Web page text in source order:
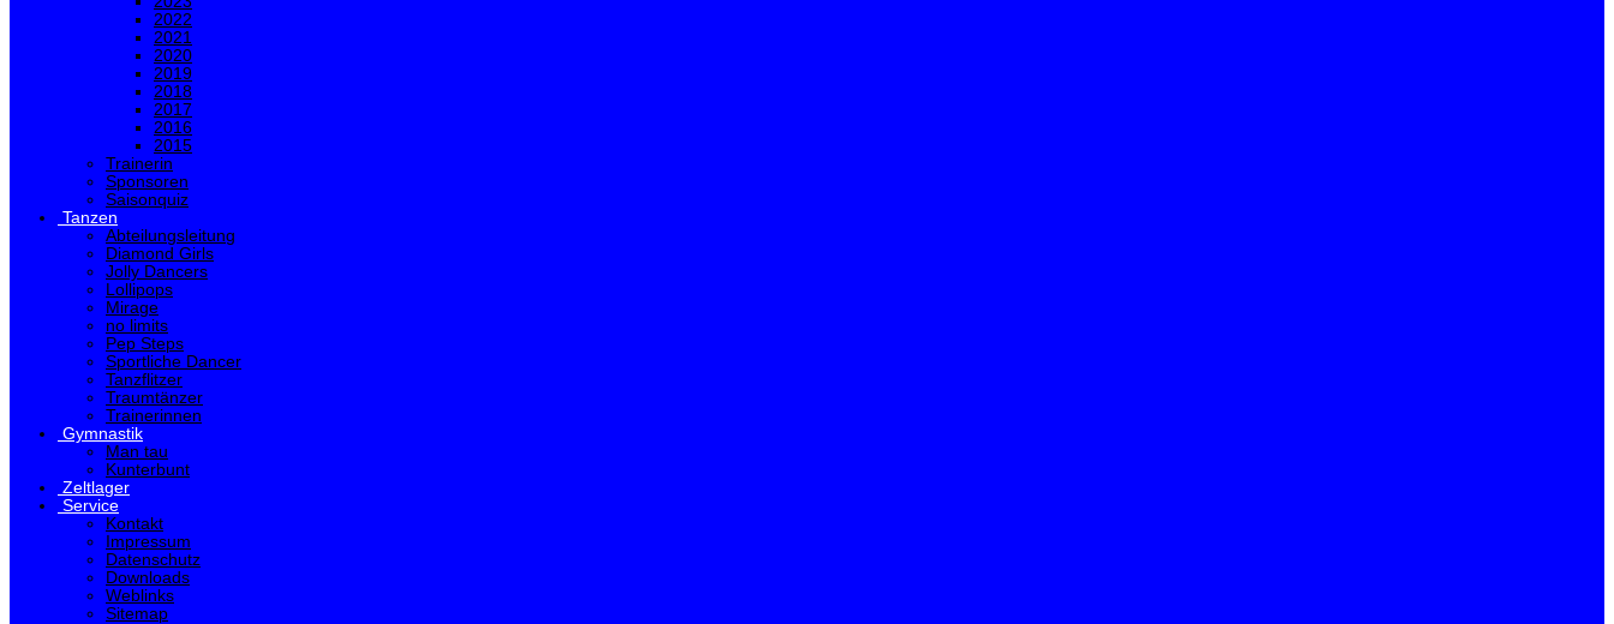
2022
2021
2020
2019
2018
2017
2016
2015
Trainerin
Sponsoren
Saisonquiz
Tanzen
Abteilungsleitung
Diamond Girls
Jolly Dancers
Lollipops
Mirage
no limits
Pep Steps
Sportliche Dancer
Tanzflitzer
Traumtänzer
Trainerinnen
Gymnastik
Man tau
Kunterbunt
Zeltlager
Service
Kontakt
Impressum
Datenschutz
Downloads
Weblinks
Sitemap